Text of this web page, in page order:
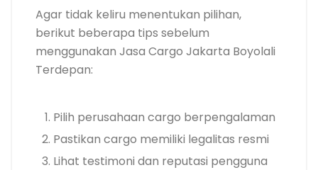
Agar tidak keliru menentukan pilihan,
berikut beberapa tips sebelum
menggunakan Jasa Cargo Jakarta Boyolali
Terdepan:
Pilih perusahaan cargo berpengalaman
Pastikan cargo memiliki legalitas resmi
Lihat testimoni dan reputasi pengguna